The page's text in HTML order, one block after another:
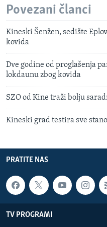
Povezani članci
Kineski Šenžen, sedište
kovida
Dve godine od proglašenja
lokdaunu zbog kovida
SZO od Kine traži bolju
Kineski grad testira sve
PRATITE NAS
TV PROGRAMI